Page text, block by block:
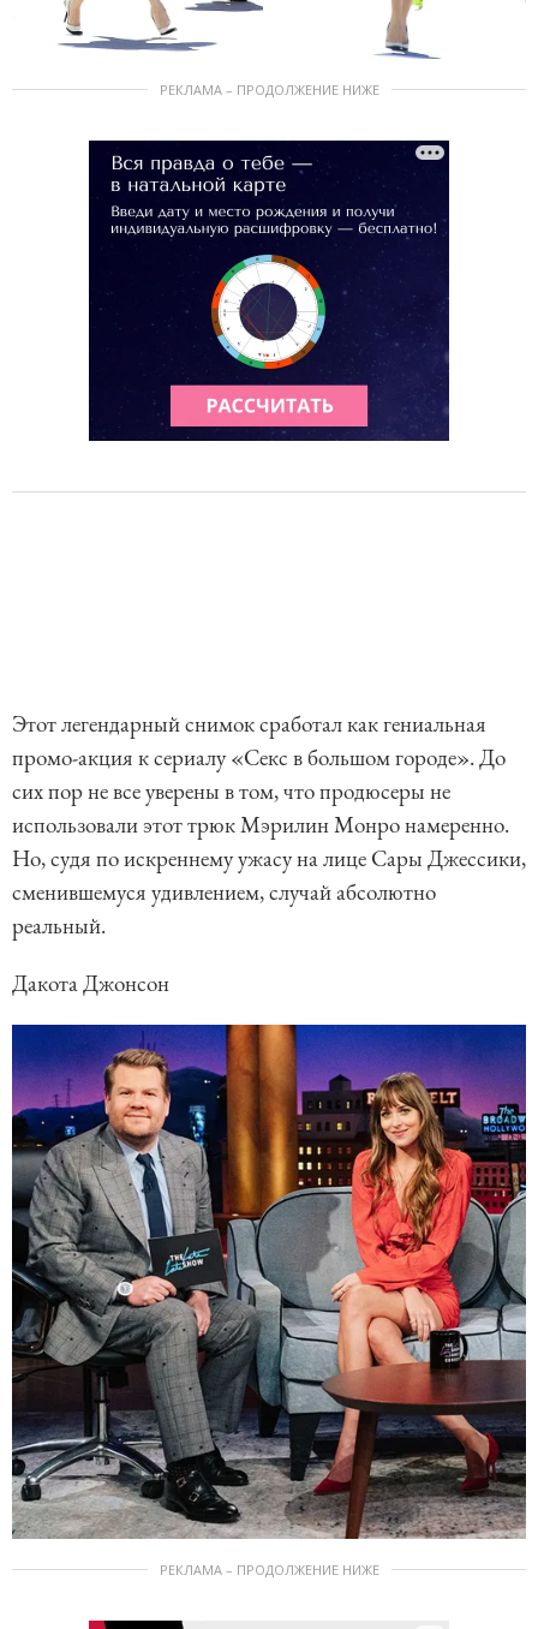
РЕКЛАМА – ПРОДОЛЖЕНИЕ НИЖЕ
Этот легендарный снимок сработал как гениальная
промо-акция к сериалу «Секс в большом городе». До
сих пор не все уверены в том, что продюсеры не
использовали этот трюк Мэрилин Монро намеренно.
Но, судя по искреннему ужасу на лице Сары Джессики,
сменившемуся удивлением, случай абсолютно
реальный.
Дакота Джонсон
РЕКЛАМА – ПРОДОЛЖЕНИЕ НИЖЕ